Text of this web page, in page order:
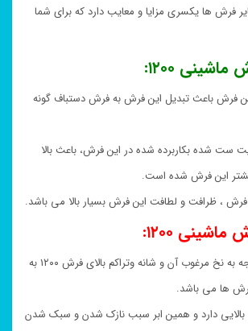
فرش ها یکسری مزایا و معایب دارد که برای شما
۱۲۰۰:
فرش باعث تبدیل این فرش به فرش دستباف گونه
ست شده بکاربرده شده در این فرش، باعث بالا
این فرش شده است.
، ظرافت و لطافت این فرش بسیار بالا می باشد.
۱۲۰۰:
قیمت این فرش با توجه به نخ مرغوب آن و شانه وتراکم بالای فرش ۱۲۰۰ به
ها می باشد.
تراکم بالایی دارد و همین ابر سبب نازک شدن و سبک شدن